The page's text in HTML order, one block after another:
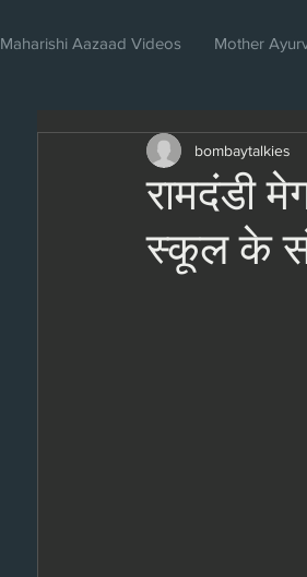
Maharishi Aazaad Videos Mother
रामदंडी
स्कूल के
bombaytalkies